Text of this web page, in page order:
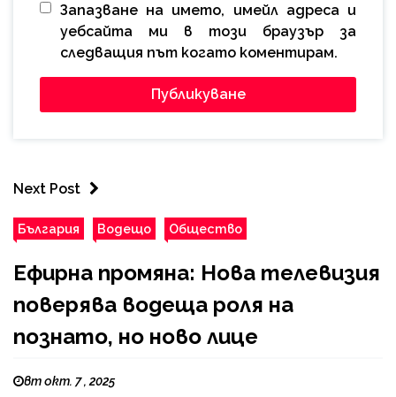
Запазване на името, имейл адреса и
уебсайта ми в този браузър за
следващия път когато коментирам.
Next Post
България Водещо Общество
Ефирна промяна: Нова телевизия
поверява водеща роля на
познато, но ново лице
вт окт. 7 , 2025